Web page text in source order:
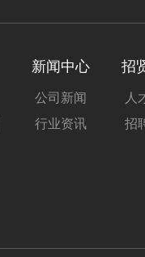
新闻中心
公司新闻
行业资讯
招
人
招